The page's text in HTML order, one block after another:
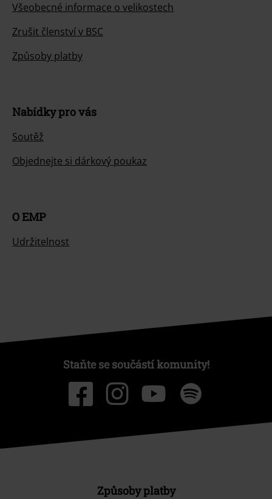
Všeobecné informace o velikostech
Zrušit členství v BSC
Způsoby platby
Nabídky pro vás
Soutěž
Objednejte si dárkový poukaz
O EMP
Udržitelnost
Staňte se součástí komunity!
Způsoby platby